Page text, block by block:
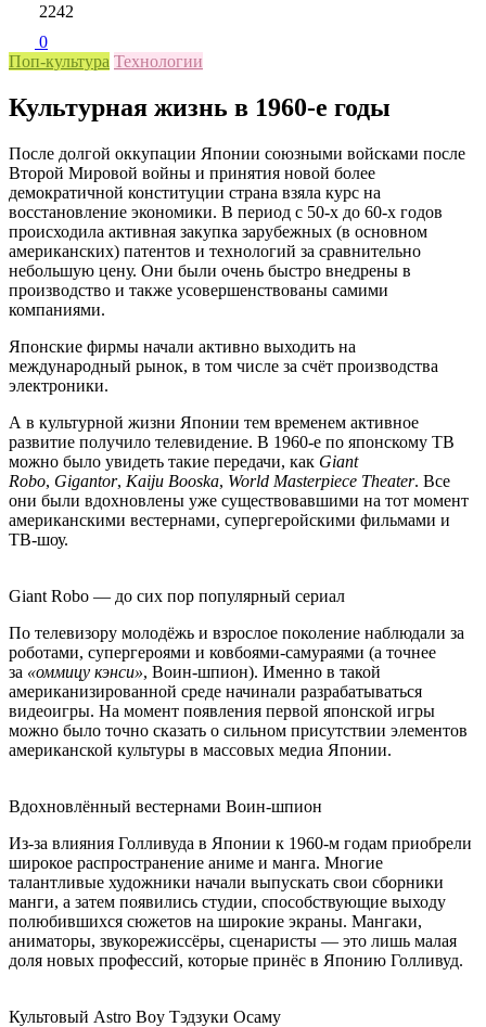
2242
0
Поп-культура Технологии
Культурная жизнь в 1960-е годы
После долгой оккупации Японии союзными войсками после
Второй Мировой войны и принятия новой более
демократичной конституции страна взяла курс на
восстановление экономики. В период с 50-х до 60-х годов
происходила активная закупка зарубежных (в основном
американских) патентов и технологий за сравнительно
небольшую цену. Они были очень быстро внедрены в
производство и также усовершенствованы самими
компаниями.
Японские фирмы начали активно выходить на
международный рынок, в том числе за счёт производства
электроники.
А в культурной жизни Японии тем временем активное
развитие получило телевидение. В 1960-е по японскому ТВ
можно было увидеть такие передачи, как Giant
Robo, Gigantor, Kaiju Booska, World Masterpiece Theater. Все
они были вдохновлены уже существовавшими на тот момент
американскими вестернами, супергеройскими фильмами и
ТВ-шоу.
Giant Robo — до сих пор популярный сериал
По телевизору молодёжь и взрослое поколение наблюдали за
роботами, супергероями и ковбоями-самураями (а точнее
за «оммицу кэнси», Воин-шпион). Именно в такой
американизированной среде начинали разрабатываться
видеоигры. На момент появления первой японской игры
можно было точно сказать о сильном присутствии элементов
американской культуры в массовых медиа Японии.
Вдохновлённый вестернами Воин-шпион
Из-за влияния Голливуда в Японии к 1960-м годам приобрели
широкое распространение аниме и манга. Многие
талантливые художники начали выпускать свои сборники
манги, а затем появились студии, способствующие выходу
полюбившихся сюжетов на широкие экраны. Мангаки,
аниматоры, звукорежиссёры, сценаристы — это лишь малая
доля новых профессий, которые принёс в Японию Голливуд.
Культовый Astro Boy Тэдзуки Осаму